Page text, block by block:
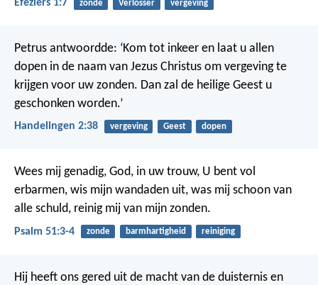
Efeziërs 1:7 zonde Verlosser vergeving
Petrus antwoordde: ‘Kom tot inkeer en laat u allen
dopen in de naam van Jezus Christus om vergeving te
krijgen voor uw zonden. Dan zal de heilige Geest u
geschonken worden.’
Handelingen 2:38 vergeving Geest dopen
Wees mij genadig, God, in uw trouw, U bent vol
erbarmen, wis mijn wandaden uit, was mij schoon van
alle schuld, reinig mij van mijn zonden.
Psalm 51:3-4 zonde barmhartigheid reiniging
Hij heeft ons gered uit de macht van de duisternis en